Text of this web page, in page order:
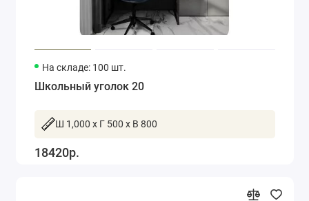
На складе: 100 шт.
Школьный уголок 20
Ш 1,000 x Г 500 x В 800
18420р.